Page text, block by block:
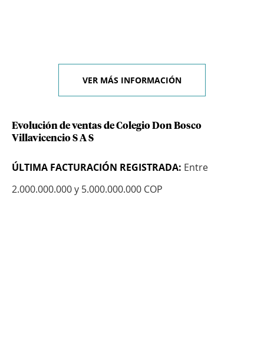
VER MÁS INFORMACIÓN
Evolución de ventas de Colegio Don Bosco
Villavicencio S A S
ÚLTIMA FACTURACIÓN REGISTRADA: Entre
2.000.000.000 y 5.000.000.000 COP